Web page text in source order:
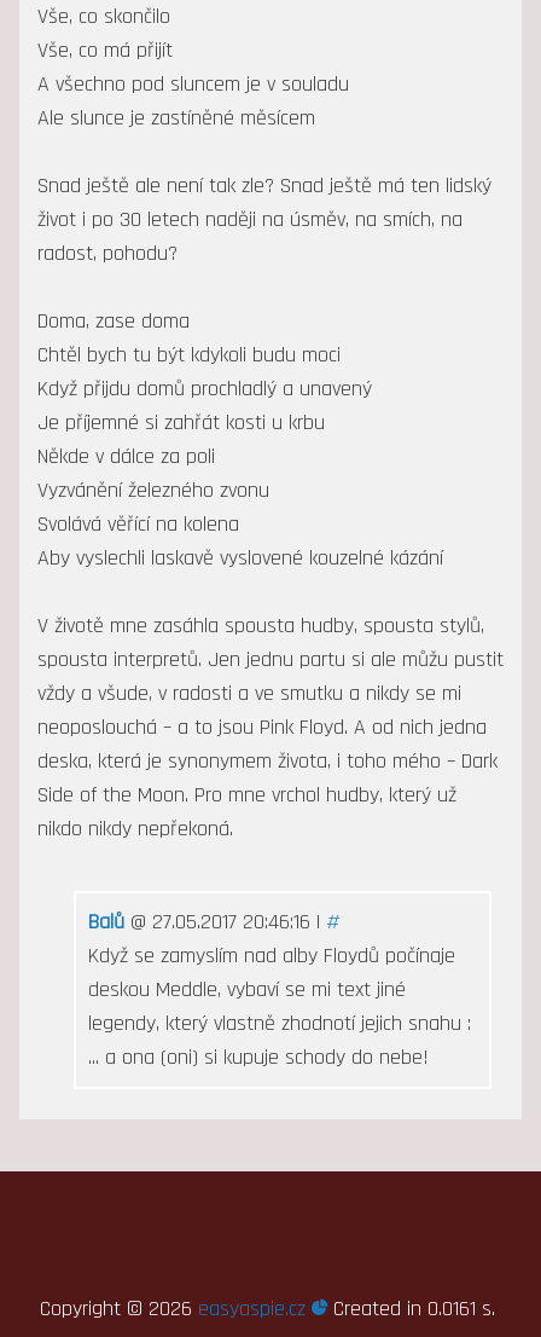
Vše, co skončilo
Vše, co má přijít
A všechno pod sluncem je v souladu
Ale slunce je zastíněné měsícem
Snad ještě ale není tak zle? Snad ještě má ten lidský
život i po 30 letech naději na úsměv, na smích, na
radost, pohodu?
Doma, zase doma
Chtěl bych tu být kdykoli budu moci
Když přijdu domů prochladlý a unavený
Je příjemné si zahřát kosti u krbu
Někde v dálce za poli
Vyzvánění železného zvonu
Svolává věřící na kolena
Aby vyslechli laskavě vyslovené kouzelné kázání
V životě mne zasáhla spousta hudby, spousta stylů,
spousta interpretů. Jen jednu partu si ale můžu pustit
vždy a všude, v radosti a ve smutku a nikdy se mi
neoposlouchá – a to jsou Pink Floyd. A od nich jedna
deska, která je synonymem života, i toho mého – Dark
Side of the Moon. Pro mne vrchol hudby, který už
nikdo nikdy nepřekoná.
Balů@ 27.05.2017 20:46:16 | #
Když se zamyslím nad alby Floydů počínaje
deskou Meddle, vybaví se mi text jiné
legendy, který vlastně zhodnotí jejich snahu :
... a ona (oni) si kupuje schody do nebe!
Copyright © 2026 easyaspie.cz Created in 0.0161 s.